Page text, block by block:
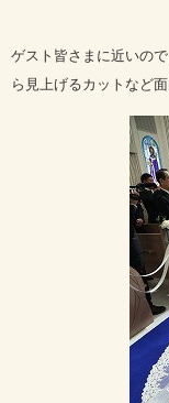
ゲスト皆さまに近いの
ら見上げるカットなど